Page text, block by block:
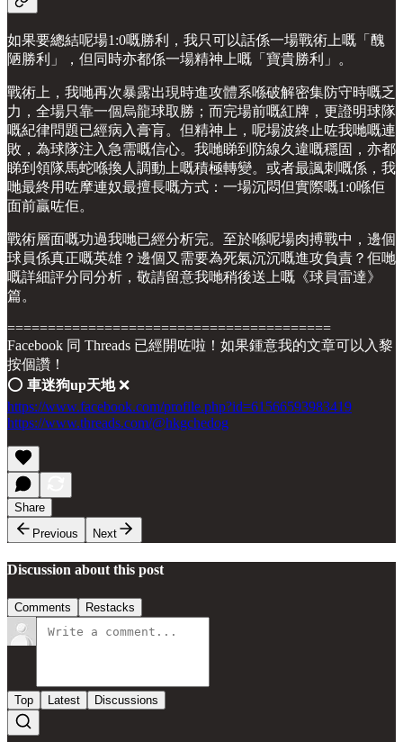
如果要總結呢場1:0嘅勝利，我只可以話係一場戰術上嘅「醜
陋勝利」，但同時亦都係一場精神上嘅「寶貴勝利」。
戰術上，我哋再次暴露出現時進攻體系喺破解密集防守時嘅乏
力，全場只靠一個烏龍球取勝；而完場前嘅紅牌，更證明球隊
嘅紀律問題已經病入膏肓。但精神上，呢場波終止咗我哋嘅連
敗，為球隊注入急需嘅信心。我哋睇到防線久違嘅穩固，亦都
睇到領隊馬蛇喺換人調動上嘅積極轉變。或者最諷刺嘅係，我
哋最終用咗摩連奴最擅長嘅方式：一場沉悶但實際嘅1:0喺佢
面前贏咗佢。
戰術層面嘅功過我哋已經分析完。至於喺呢場肉搏戰中，邊個
球員係真正嘅英雄？邊個又需要為死氣沉沉嘅進攻負責？佢哋
嘅詳細評分同分析，敬請留意我哋稍後送上嘅《球員雷達》
篇。
========================================
Facebook 同 Threads 已經開咗啦！如果鍾意我的文章可以入黎
按個讚！
⭕️ 車迷狗up天地❌
https://www.facebook.com/profile.php?id=61566593983419
https://www.threads.com/@hkgchedog
Share
Previous
Next
Discussion about this post
Comments Restacks
Top Latest Discussions